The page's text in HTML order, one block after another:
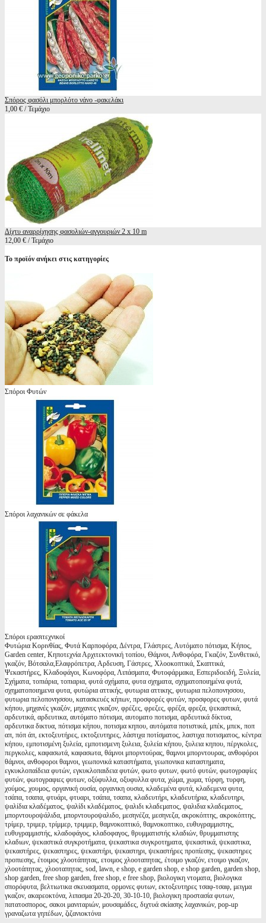
Σπόρος φασόλι μπορλότο νάνο -φακελάκι
1,00 € / Τεμάχιο
Δίχτυ αναρρίχησης φασολιών-αγγουριών 2 x 10 m
12,00 € / Τεμάχιο
Το προϊόν ανήκει στις κατηγορίες
Σπόροι Φυτών
Σπόροι λαχανικών σε φάκελα
Σπόροι ερασιτεχνικοί
Φυτώρια Κορινθίας, Φυτά Καρποφόρα, Δέντρα, Γλάστρες, Αυτόματο πότισμα, Κήπος,
Garden center, Κηποτεχνία Αρχιτεκτονική τοπίου, Θάμνοι, Ανθοφόρα, Γκαζόν, Συνθετικό,
γκαζόν, Βότσαλα,Ελαφρόπετρα, Αρδευση, Γάστρες, Χλοοκοπτικά, Σκαπτικά,
Ψεκαστήρες, Κλαδοφάγοι, Κωνοφόρα, Λιπάσματα, Φυτοφάρμακα, Εσπεριδοειδή, Ξυλεία,
Σχήματα, τοπιάρια, τοπιαρια, φυτά σχήματα, φυτα σχηματα, σχηματοποιημένα φυτά,
σχηματοποιημενα φυτα, φυτώρια αττικής, φυτωρια αττικης, φυτωρια πελοπονησσου,
φυτωρια πελοπονησσου, κατασκευές κήπων, προσφορές φυτών, προσφορες φυτων, φυτά
κήπου, μηχανές γκαζόν, μηχανες γκαζον, φρέζες, φρεζες, φρέζα, φρεζα, ψεκαστικά,
αρδευτικά, αρδευτικα, αυτόματο πότισμα, αυτοματο ποτισμα, αρδευτικά δίκτυα,
αρδευτικα δικτυα, πότισμα κήπου, ποτισμα κηπου, αυτόματα ποτιστικά, μπέκ, μπεκ, ποπ
απ, πόπ άπ, εκτοξευτήρες, εκτοξευτηρες, λάστιχα ποτίσματος, λαστιχα ποτισματος, κέντρα
κήπου, εμποτισμένη ξυλεία, εμποτισμενη ξυλεια, ξυλεία κήπου, ξυλεια κηπου, πέργκολες,
περγκολες, καφασωτά, καφασωτα, θάμνοι μπορντούρας, θαμνοι μπορντουρας, ανθοφόροι
θάμνοι, ανθοφοροι θαμνοι, γεωπονικά καταστήματα, γεωπονικα καταστηματα,
εγκυκλοπαίδεια φυτών, εγκυκλοπαιδεια φυτών, φωτο φυτων, φωτό φυτών, φωτογραφίες
φυτών, φωτογραφιες φυτων, οξύφυλλα, οξυφυλλα φυτα, χώμα, χωμα, τύρφη, τυρφη,
χούμος, χουμος, οργανική ουσία, οργανικη ουσια, κλαδεμένα φυτά, κλαδεμενα φυτα,
τσάπα, τσαπα, φτυάρι, φτυαρι, τσάπα, τσαπα, κλαδευτήρι, κλαδευτήρια, κλαδευτηρι,
ψαλίδια κλαδέματος, ψαλίδι κλαδέματος, ψαλιδι κλαδεματος, ψαλιδια κλαδεματος,
μπορντουροψάλιδα, μπορντουροψαλιδο, μεσηνέζα, μεσηνεζα, ακροκόπτης, ακροκόπτης,
τρίμερ, τριμερ, τρίμμερ, τριμμερ, θαμνοκοπτικό, θαμνοκοπτικο, ευθυγραμμιστης,
ευθυγραμμιστής, κλαδοφάγος, κλαδοφαγος, θρυμματιστής κλαδιών, θρυμματιστης
κλαδιων, ψεκαστικά συγκροτήματα, ψεκαστικα συγκροτηματα, ψεκαστικά, ψεκαστικα,
ψεκαστήρες, ψεκαστηρες, ψεκαστήρι, ψεκαστηρι, ψεκαστήρες προπίεσης, ψεκαστηρες
προπιεσης, έτοιμος χλοοτάπητας, ετοιμος χλοοταπητας, έτοιμο γκαζόν, ετοιμο γκαζον,
χλοοτάπητας, χλοοταπητας, sod, lawn, e shop, e garden shop, e shop garden, garden shop,
shop garden, free shop garden, free shop, e free shop, βιολογικη ντοματα, βιολογικα
σπορόφυτα, βελτιωτικα σκευασματα, ορμονες φυτων, εκτοξευτηρες τσαφ-τσαφ, μειγμα
γκαζον, ακαρεοκτόνα, λιπασμα 20-20-20, 30-10-10, βιολογικη προστασία φυτων,
πατατοσπορος, σακοι μανιταριών, μουσαμάδες, διχτυά σκίασης λαχανικών, pop-up
γραναζωτα γηπέδων, ζιζανιοκτόνα